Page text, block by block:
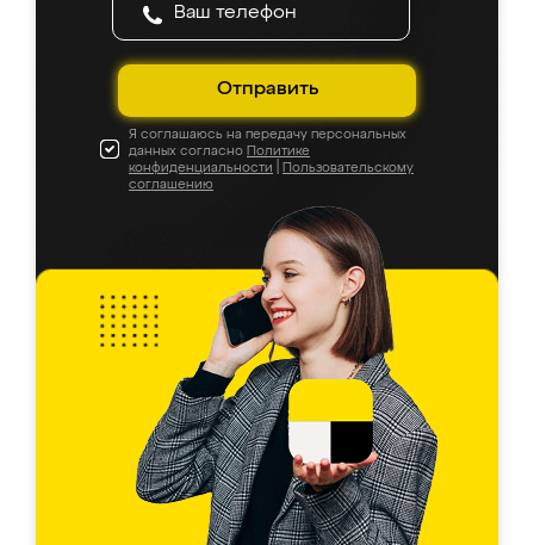
Отправить
Я соглашаюсь на передачу персональных
данных согласно Политике
конфиденциальности
Пользовательскому
соглашению